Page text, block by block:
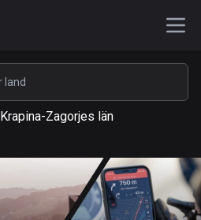
Krapina-Zagorjes län